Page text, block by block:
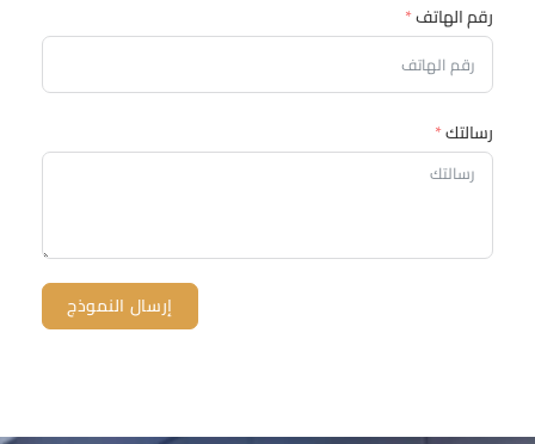
رقم الهاتف
رسالتك
إرسال النموذج